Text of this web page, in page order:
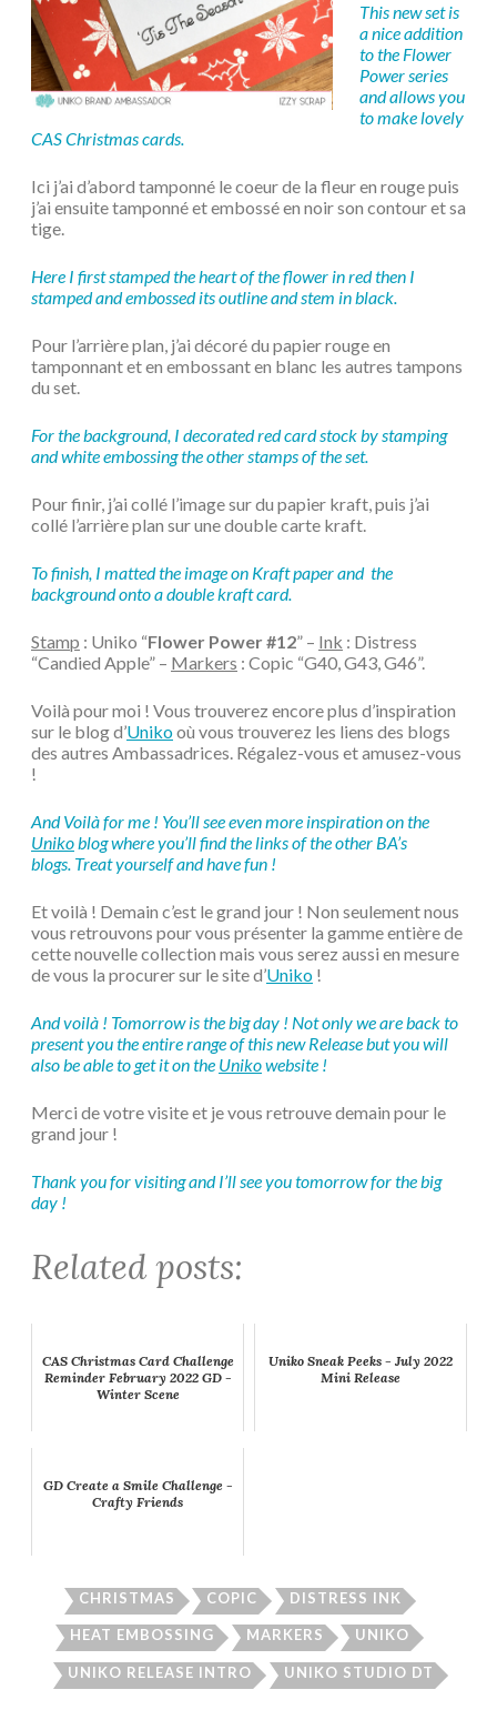
This new set is
a nice addition
to the Flower
Power series
and allows you
to make lovely
CAS Christmas cards.
Ici j’ai d’abord tamponné le coeur de la fleur en rouge puis
j’ai ensuite tamponné et embossé en noir son contour et sa
tige.
Here I first stamped the heart of the flower in red then I
stamped and embossed its outline and stem in black.
Pour l’arrière plan, j’ai décoré du papier rouge en
tamponnant et en embossant en blanc les autres tampons
du set.
For the background, I decorated red card stock by stamping
and white embossing the other stamps of the set.
Pour finir, j’ai collé l’image sur du papier kraft, puis j’ai
collé l’arrière plan sur une double carte kraft.
To finish, I matted the image on Kraft paper and the
background onto a double kraft card.
Stamp : Uniko “Flower Power #12” – Ink : Distress
“Candied Apple” – Markers : Copic “G40, G43, G46”.
Voilà pour moi ! Vous trouverez encore plus d’inspiration
sur le blog d’Unikooù vous trouverez les liens des blogs
des autres Ambassadrices. Régalez-vous et amusez-vous
!
And Voilà for me ! You’ll see even more inspiration on the
Unikoblog where you’ll find the links of the other BA’s
blogs. Treat yourself and have fun !
Et voilà ! Demain c’est le grand jour ! Non seulement nous
vous retrouvons pour vous présenter la gamme entière de
cette nouvelle collection mais vous serez aussi en mesure
de vous la procurer sur le site d’Uniko !
And voilà ! Tomorrow is the big day ! Not only we are back to
present you the entire range of this new Release but you will
also be able to get it on the Unikowebsite !
Merci de votre visite et je vous retrouve demain pour le
grand jour !
Thank you for visiting and I’ll see you tomorrow for the big
day !
Related posts:
CAS Christmas Card Challenge
Reminder February 2022 GD -
Winter Scene
Uniko Sneak Peeks - July 2022
Mini Release
GD Create a Smile Challenge -
Crafty Friends
CHRISTMAS COPIC DISTRESS INK
HEAT EMBOSSING MARKERS UNIKO
UNIKO RELEASE INTRO UNIKO STUDIO DT